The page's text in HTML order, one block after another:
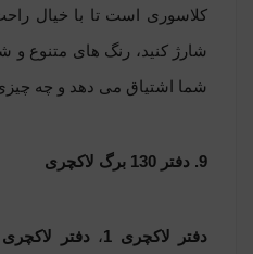
کلاسوری است تا با خیال
شارژ کنید، رنگ های متنوع و
شما اشتیاق می دهد و چه چیزی
9. دفتر 130 برگ لاکچری
دفتر لاکچری 1 ،دفتر لاکچری